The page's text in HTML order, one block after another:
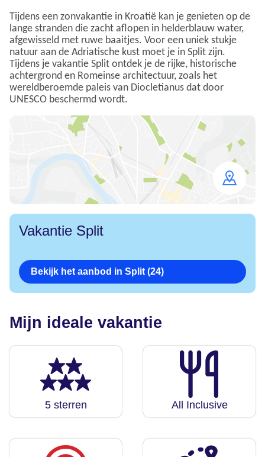
Tijdens een zonvakantie in Kroatië kan je genieten op de
lange stranden die zacht aflopen in helderblauw water,
afgewisseld met ruwe baaitjes. Voor een uniek stukje
natuur aan de Adriatische kust moet je in Split zijn.
Tijdens je vakantie Split ontdek je de rijke, historische
achtergrond en Romeinse architectuur, zoals het
wereldberoemde paleis van Diocletianus dat door
UNESCO beschermd wordt.
map
Vakantie Split
Bekijk het aanbod in Split (24)
Mijn ideale vakantie
5 sterren All Inclusive